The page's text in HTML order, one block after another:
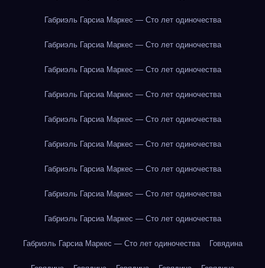
Габриэль Гарсиа Маркес — Сто лет одиночества
Габриэль Гарсиа Маркес — Сто лет одиночества
Габриэль Гарсиа Маркес — Сто лет одиночества
Габриэль Гарсиа Маркес — Сто лет одиночества
Габриэль Гарсиа Маркес — Сто лет одиночества
Габриэль Гарсиа Маркес — Сто лет одиночества
Габриэль Гарсиа Маркес — Сто лет одиночества
Габриэль Гарсиа Маркес — Сто лет одиночества
Габриэль Гарсиа Маркес — Сто лет одиночества
Габриэль Гарсиа Маркес — Сто лет одиночества Говядина